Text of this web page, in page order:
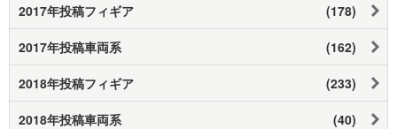
2017年投稿フィギア (178)
2017年投稿車両系 (162)
2018年投稿フィギア (233)
2018年投稿車両系 (40)